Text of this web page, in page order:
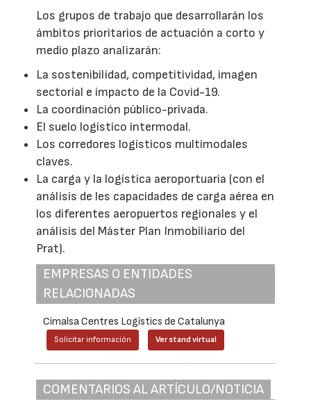
Los grupos de trabajo que desarrollarán los
ámbitos prioritarios de actuación a corto y
medio plazo analizarán:
La sostenibilidad, competitividad, imagen
sectorial e impacto de la Covid-19.
La coordinación público-privada.
El suelo logístico intermodal.
Los corredores logísticos multimodales
claves.
La carga y la logística aeroportuaria (con el
análisis de les capacidades de carga aérea en
los diferentes aeropuertos regionales y el
análisis del Máster Plan Inmobiliario del
Prat).
EMPRESAS O ENTIDADES
RELACIONADAS
Cimalsa Centres Logístics de Catalunya
Solicitar información Ver stand virtual
COMENTARIOS AL ARTÍCULO/NOTICIA